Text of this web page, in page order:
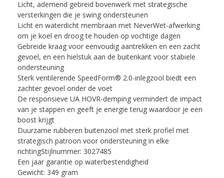
Licht, ademend gebreid bovenwerk met strategische
versterkingen die je swing ondersteunen
Licht en waterdicht membraan met NeverWet-afwerking
om je koel en droog te houden op vochtige dagen
Gebreide kraag voor eenvoudig aantrekken en een zacht
gevoel, en een hielstuk aan de buitenkant voor stabiele
ondersteuning
Sterk ventilerende SpeedForm® 2.0-inlegzool biedt een
zachter gevoel onder de voet
De responsieve UA HOVR-demping vermindert de impact
van je stappen en geeft je energie terug waardoor je een
boost krijgt
Duurzame rubberen buitenzool met sterk profiel met
strategisch patroon voor ondersteuning in elke
richtingStijlnummer: 3027485
Een jaar garantie op waterbestendigheid
Gewicht: 349 gram